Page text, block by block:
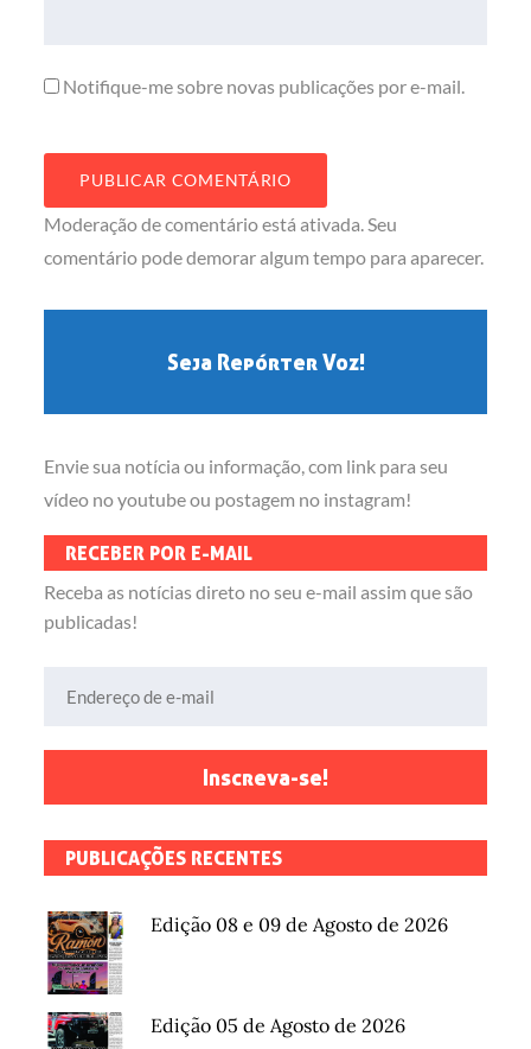
Notifique-me sobre novas publicações por e-mail.
Moderação de comentário está ativada. Seu
comentário pode demorar algum tempo para aparecer.
Seja Repórter Voz!
Envie sua notícia ou informação, com link para seu
vídeo no youtube ou postagem no instagram!
RECEBER POR E-MAIL
Receba as notícias direto no seu e-mail assim que são
publicadas!
Inscreva-se!
PUBLICAÇÕES RECENTES
Edição 08 e 09 de Agosto de 2026
Edição 05 de Agosto de 2026